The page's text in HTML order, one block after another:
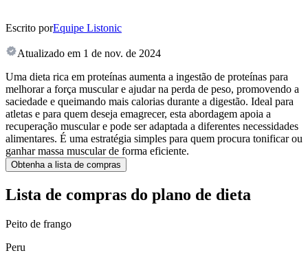
Escrito porEquipe Listonic
Atualizado em 1 de nov. de 2024
Uma dieta rica em proteínas aumenta a ingestão de proteínas para
melhorar a força muscular e ajudar na perda de peso, promovendo a
saciedade e queimando mais calorias durante a digestão. Ideal para
atletas e para quem deseja emagrecer, esta abordagem apoia a
recuperação muscular e pode ser adaptada a diferentes necessidades
alimentares. É uma estratégia simples para quem procura tonificar ou
ganhar massa muscular de forma eficiente.
Obtenha a lista de compras
Lista de compras do plano de dieta
Peito de frango
Peru